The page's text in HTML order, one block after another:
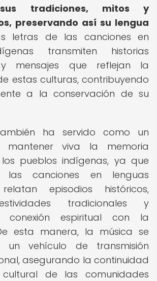
tradiciones, mitos y
preservando así su lengua
letras de las canciones en
transmiten historias
y mensajes que reflejan la
estas culturas, contribuyendo
a la conservación de su
ha servido como un
mantener viva la memoria
pueblos indígenas, ya que
las canciones en lenguas
episodios históricos,
tradicionales y
conexión espiritual con la
esta manera, la música se
un vehículo de transmisión
asegurando la continuidad
de las comunidades